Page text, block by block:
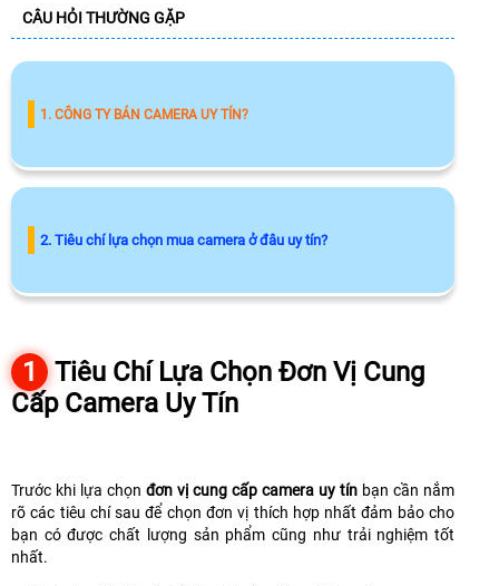
CÂU HỎI THƯỜNG GẶP
1. CÔNG TY BÁN CAMERA UY TÍN?
2. Tiêu chí lựa chọn mua camera ở đâu uy tín?
1
Tiêu Chí Lựa Chọn Đơn Vị Cung
Cấp Camera Uy Tín
Trước khi lựa chọn đơn vị cung cấp camera uy tín bạn cần nắm
rõ các tiêu chí sau để chọn đơn vị thích hợp nhất đảm bảo cho
bạn có được chất lượng sản phẩm cũng như trải nghiệm tốt
nhất.